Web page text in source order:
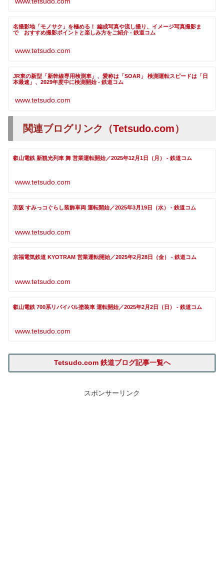
名撮影地「モノサク」を極める！ 編成写真や流し撮り、イメージ写真撮影ま
で おすすめ撮影ポイントと楽しみ方をご紹介 - 鉄道コム
www.tetsudo.com
JR東の新型「新幹線専用検測車」、愛称は「SOAR」 検測運転スピードは「日
本最速」、2029年度中に検測開始 - 鉄道コム
www.tetsudo.com
関連ブログリンク（Tetsudo.com）
叡山電鉄 新観光列車 舞 営業運転開始／2025年12月1日（月） - 鉄道コム
www.tetsudo.com
京阪 すみっコぐらし装飾車両 運転開始／2025年3月19日（水） - 鉄道コム
www.tetsudo.com
京福電気鉄道 KYOTRAM 営業運転開始／2025年2月28日（金） - 鉄道コム
www.tetsudo.com
叡山電鉄 700系リバイバル塗装車 運転開始／2025年2月2日（日） - 鉄道コム
www.tetsudo.com
Tetsudo.com 鉄道ブログ記事一覧へ
スポンサーリンク